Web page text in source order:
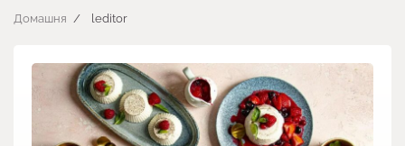
Домашня leditor